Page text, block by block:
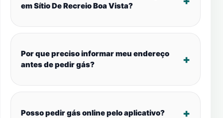
em Sítio De Recreio Boa Vista?
Por que preciso informar meu endereço
antes de pedir gás?
Posso pedir gás online pelo aplicativo?